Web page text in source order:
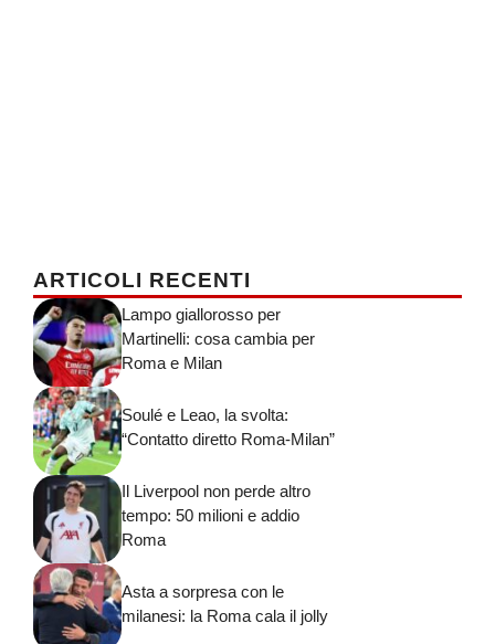
ARTICOLI RECENTI
Lampo giallorosso per
Martinelli: cosa cambia per
Roma e Milan
Soulé e Leao, la svolta:
“Contatto diretto Roma-Milan”
Il Liverpool non perde altro
tempo: 50 milioni e addio
Roma
Asta a sorpresa con le
milanesi: la Roma cala il jolly